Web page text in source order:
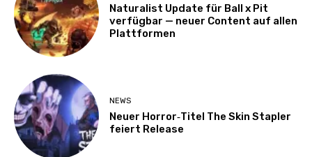
Naturalist Update für Ball x Pit
verfügbar — neuer Content auf allen
Plattformen
NEWS
Neuer Horror‑Titel The Skin Stapler
feiert Release